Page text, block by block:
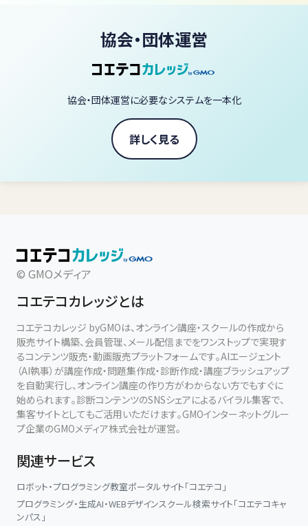
けれど、それらが演奏全体の中でどうつながっているのかを理解し
演奏そのものを成立させている前提から見直します。
鍵盤にどう触れるか。
身体をどう支えるか。
リズムをどう感じるか。
音をどう聴き、どう響かせるか。
積み重ねてきた観察と研究をもとに構成されています。
演奏の違いは、指の技術だけで生まれるものではありません。
身体の使い方、リズムの感じ方、音の聴き方、楽器との距離感。
そうした一つひとつの前提が、音色、タッチ、表現の自由さを決定づ
けます。
だからこそ、講座では「こう弾けばよい」という表面的な方法ではな
く、なぜその動きが生まれるのか、なぜ音が変わるのか、どのように
身体と感覚を整えればよいのかを、具体的に学びます。
目指しているのは、単に「うまく弾く」ことではありません。
ピアノを通して、身体の可能性に気づき、音の聴き方を深め、自分の
中に眠っていた力を引き出していくこと。
協会・団体運営
協会・団体運営に必要なシステムを一本化
詳しく見る
© GMOメディア
コエテコカレッジとは
コエテコカレッジ byGMOは、オンライン講座・スクールの作成から
販売サイト構築、会員管理、メール配信までをワンストップで実現す
るコンテンツ販売・動画販売プラットフォームです。AIエージェント
（AI執事）が講座作成・問題集作成・診断作成・講座ブラッシュアップ
を自動実行し、オンライン講座の作り方がわからない方でもすぐに
始められます。診断コンテンツのSNSシェアによるバイラル集客で、
集客サイトとしてもご活用いただけます。GMOインターネットグルー
プ企業のGMOメディア株式会社が運営。
関連サービス
ロボット・プログラミング教室ポータルサイト「コエテコ」
プログラミング・生成AI・WEBデザインスクール検索サイト「コエテコキャ
ンパス」